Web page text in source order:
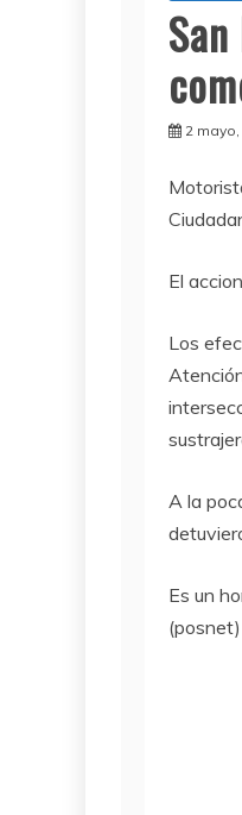
2 mayo,
M
El
Los
A la
Es un